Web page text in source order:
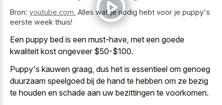
Bron: youtube.com Alles wat je nodig hebt voor je puppy's
eerste week thuis!
Een puppy bed is een must-have, met een goede
kwaliteit kost ongeveer $50-$100.
Puppy's kauwen graag, dus het is essentieel om genoeg
duurzaam speelgoed bij de hand te hebben om ze bezig
te houden en schade aan uw bezittingen te voorkomen.